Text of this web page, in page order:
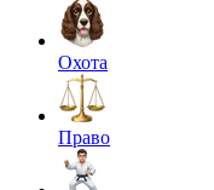
Охота
Право